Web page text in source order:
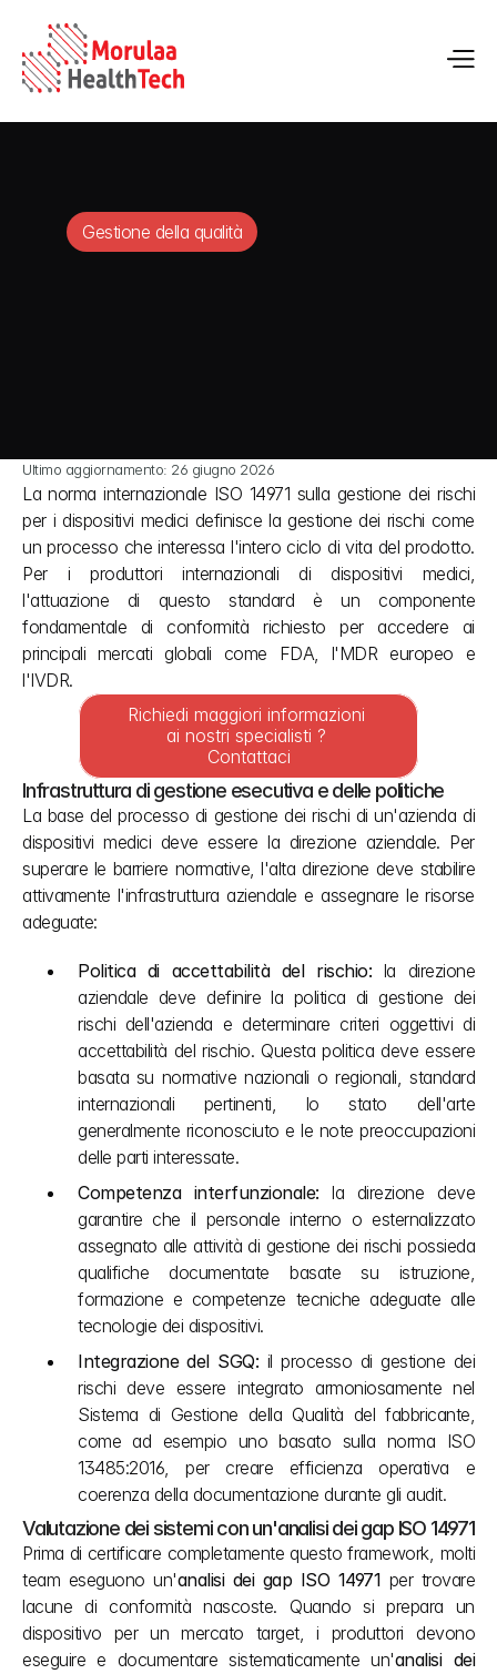
Gestione della qualità
Ultimo aggiornamento: 26 giugno 2026
La norma internazionale ISO 14971 sulla gestione dei rischi
per i dispositivi medici definisce la gestione dei rischi come
un processo che interessa l'intero ciclo di vita del prodotto.
Per i produttori internazionali di dispositivi medici,
l'attuazione di questo standard è un componente
fondamentale di conformità richiesto per accedere ai
principali mercati globali come FDA, l'MDR europeo e
l'IVDR.
Richiedi maggiori informazioni
ai nostri specialisti ?
Contattaci
Infrastruttura di gestione esecutiva e delle politiche
La base del processo di gestione dei rischi di un'azienda di
dispositivi medici deve essere la direzione aziendale. Per
superare le barriere normative, l'alta direzione deve stabilire
attivamente l'infrastruttura aziendale e assegnare le risorse
adeguate:
Politica di accettabilità del rischio: la direzione
aziendale deve definire la politica di gestione dei
rischi dell'azienda e determinare criteri oggettivi di
accettabilità del rischio. Questa politica deve essere
basata su normative nazionali o regionali, standard
internazionali pertinenti, lo stato dell'arte
generalmente riconosciuto e le note preoccupazioni
delle parti interessate.
Competenza interfunzionale: la direzione deve
garantire che il personale interno o esternalizzato
assegnato alle attività di gestione dei rischi possieda
qualifiche documentate basate su istruzione,
formazione e competenze tecniche adeguate alle
tecnologie dei dispositivi.
Integrazione del SGQ: il processo di gestione dei
rischi deve essere integrato armoniosamente nel
Sistema di Gestione della Qualità del fabbricante,
come ad esempio uno basato sulla norma ISO
13485:2016, per creare efficienza operativa e
coerenza della documentazione durante gli audit.
Valutazione dei sistemi con un'analisi dei gap ISO 14971
Prima di certificare completamente questo framework, molti
team eseguono un'analisi dei gap ISO 14971 per trovare
lacune di conformità nascoste. Quando si prepara un
dispositivo per un mercato target, i produttori devono
eseguire e documentare sistematicamente un'analisi dei